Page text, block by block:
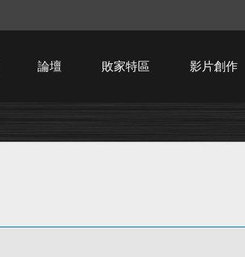
論壇 敗家特區 影片創作